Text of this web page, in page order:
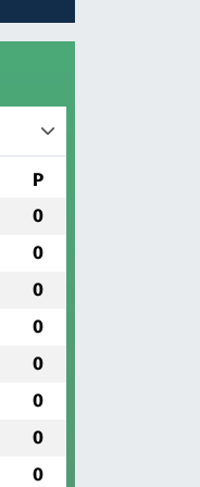
P
0
0
0
0
0
0
0
0